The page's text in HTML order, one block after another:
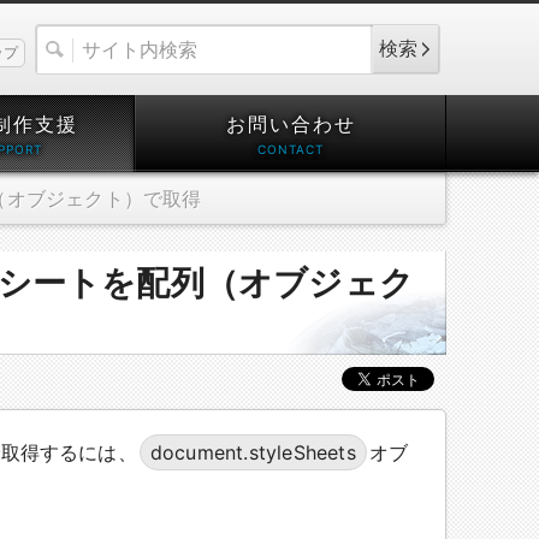
プ 検索
作支援 お問い合わせ
ブジェクト）で取得
ートを配列（オブジェク
得するには、 document.styleSheets
オブ